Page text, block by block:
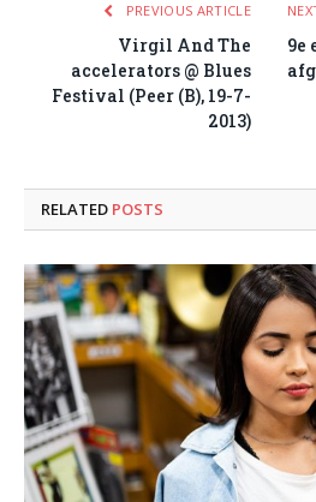
PREVIOUS ARTICLE
Virgil And The
accelerators @ Blues
Festival (Peer (B), 19-7-
2013)
9e
RELATED POSTS